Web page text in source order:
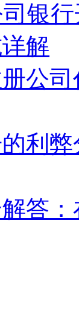
银
解
公
利
答